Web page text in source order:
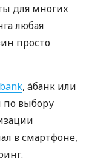
для многих
любая
просто
, àбанк или
по выбору
в смартфоне,